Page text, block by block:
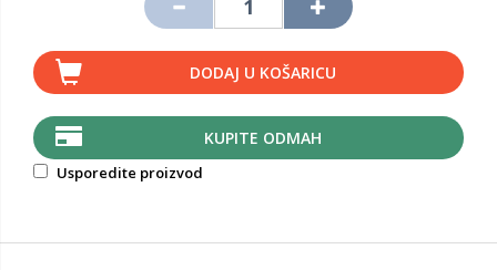
DODAJ U KOŠARICU
KUPITE ODMAH
Usporedite proizvod